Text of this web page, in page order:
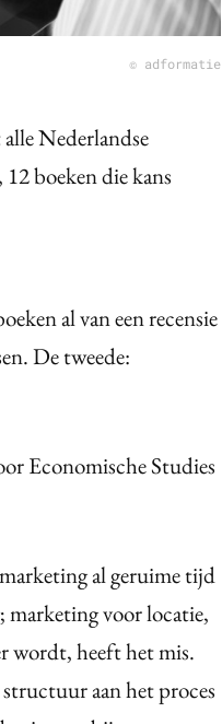
© adformatie
Nederlandse
boeken die kans
al van een recensie
De tweede:
Economische Studies
al geruime tijd
marketing voor locatie,
wordt, heeft het mis.
aan het proces